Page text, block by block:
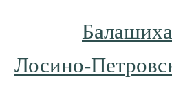
Балашиха
Лосино-